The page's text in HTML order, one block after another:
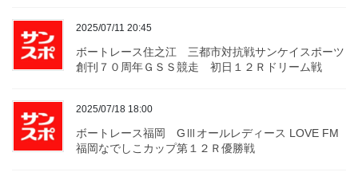
2025/07/11 20:45
ボートレース住之江 三都市対抗戦サンケイスポーツ
創刊７０周年ＧＳＳ競走 初日１２Ｒドリーム戦
2025/07/18 18:00
ボートレース福岡 GⅢオールレディース LOVE FM
福岡なでしこカップ第１２Ｒ優勝戦